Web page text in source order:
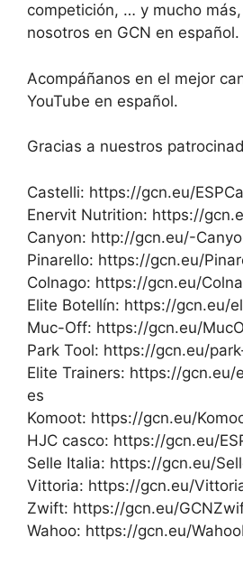
competición, … y mucho
nosotros en GCN en español.
Acompáñanos en el mejor
YouTube en español.
Gracias a nuestros
Castelli: https://gcn.eu/
Enervit Nutrition: https://
Canyon: http://gcn.eu/-
Pinarello: https://gcn.eu/
Colnago: https://gcn.eu/
Elite Botellín: https://gcn.eu/
Muc-Off: https://gcn.eu/
Park Tool: https://gcn.eu/
Elite Trainers: https://
es
Komoot: https://gcn.eu/
HJC casco: https://gcn.eu/
Selle Italia: https://gcn.eu/
Vittoria: https://gcn.eu/
Zwift: https://gcn.eu/
Wahoo: https://gcn.eu/